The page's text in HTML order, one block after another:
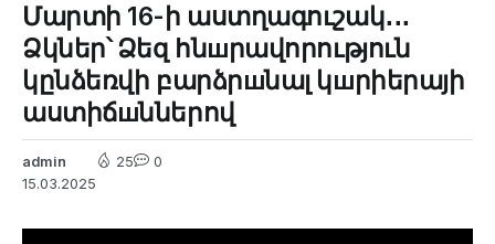
Մարտի 16-ի աստղագուշակ․․․
Ձկներ՝ Ձեզ հնшրավորություն
կընձեռվի բարձրшնալ կшրիերայի
աստիճшններով
admin
15.03.2025
25 0